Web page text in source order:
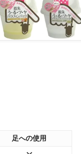
足への使用